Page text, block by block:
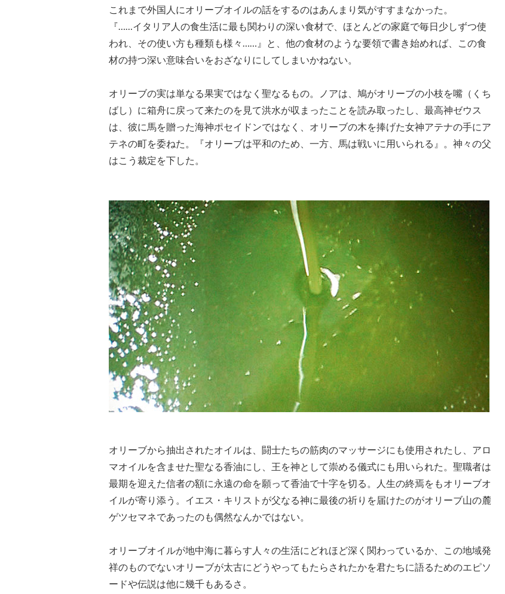
これまで外国人にオリーブオイルの話をするのはあんまり気がすすまなかった。
『……イタリア人の食生活に最も関わりの深い食材で、ほとんどの家庭で毎日少しずつ使
われ、その使い方も種類も様々……』と、他の食材のような要領で書き始めれば、この食
材の持つ深い意味合いをおざなりにしてしまいかねない。
オリーブの実は単なる果実ではなく聖なるもの。ノアは、鳩がオリーブの小枝を嘴（くち
ばし）に箱舟に戻って来たのを見て洪水が収まったことを読み取ったし、最高神ゼウス
は、彼に馬を贈った海神ポセイドンではなく、オリーブの木を捧げた女神アテナの手にア
テネの町を委ねた。『オリーブは平和のため、一方、馬は戦いに用いられる』。神々の父
はこう裁定を下した。
オリーブから抽出されたオイルは、闘士たちの筋肉のマッサージにも使用されたし、アロ
マオイルを含ませた聖なる香油にし、王を神として崇める儀式にも用いられた。聖職者は
最期を迎えた信者の額に永遠の命を願って香油で十字を切る。人生の終焉をもオリーブオ
イルが寄り添う。イエス・キリストが父なる神に最後の祈りを届けたのがオリーブ山の麓
ゲツセマネであったのも偶然なんかではない。
オリーブオイルが地中海に暮らす人々の生活にどれほど深く関わっているか、この地域発
祥のものでないオリーブが太古にどうやってもたらされたかを君たちに語るためのエピソ
ードや伝説は他に幾千もあるさ。